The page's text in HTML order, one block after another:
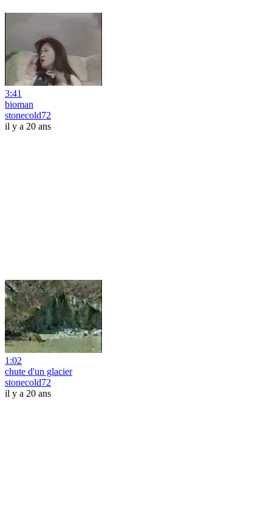
3:41
bioman
stonecold72
il y a 20 ans
1:02
chute d'un glacier
stonecold72
il y a 20 ans